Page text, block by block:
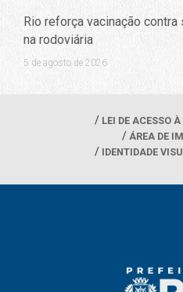
Rio reforça vacinação
na rodoviária
5 de agosto de 2026
LEI DE ACESSO
ÁREA DE
IDENTIDADE